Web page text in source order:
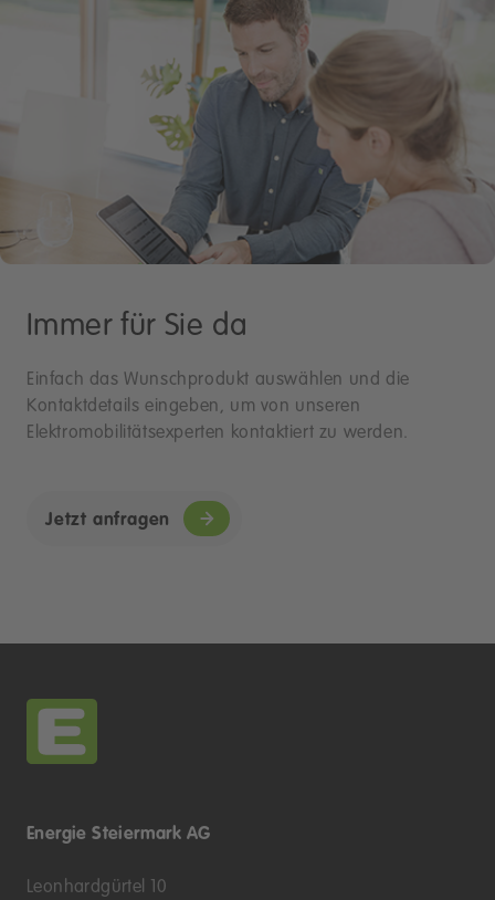
Immer für Sie da
Einfach das Wunschprodukt auswählen und die
Kontaktdetails eingeben, um von unseren
Elektromobilitätsexperten kontaktiert zu werden.
Jetzt anfragen
Energie Steiermark AG
Leonhardgürtel 10